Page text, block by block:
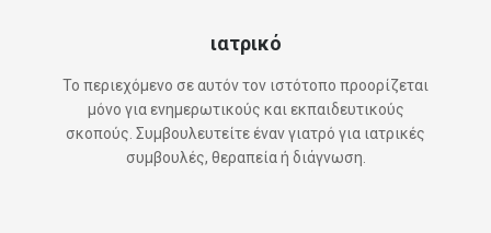
ιατρικό
Το περιεχόμενο σε αυτόν τον ιστότοπο προορίζεται
μόνο για ενημερωτικούς και εκπαιδευτικούς
σκοπούς. Συμβουλευτείτε έναν γιατρό για ιατρικές
συμβουλές, θεραπεία ή διάγνωση.